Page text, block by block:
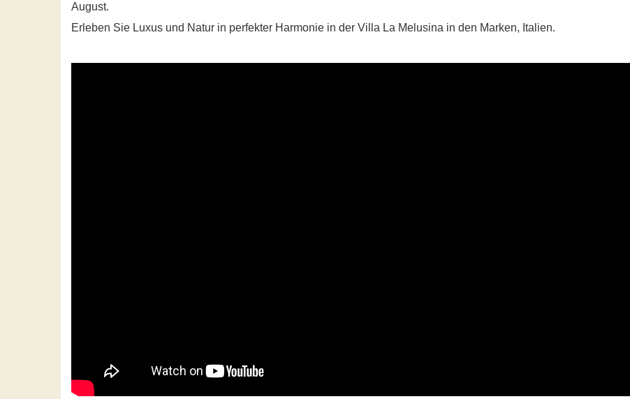
August.
Erleben Sie Luxus und Natur in perfekter Harmonie in der Villa La Melusina in den Marken, Italien.